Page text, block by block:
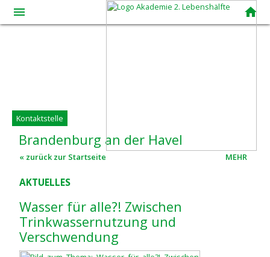
Kontaktstelle
Brandenburg an der Havel
MEHR
« zurück zur Startseite
AKTUELLES
Wasser für alle?! Zwischen
Trinkwassernutzung und
Verschwendung
menue home